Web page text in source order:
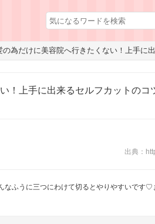
！上手に出来るセルフカットのコ
出典：
ふうに三つにわけて切るとやりやすいです♡